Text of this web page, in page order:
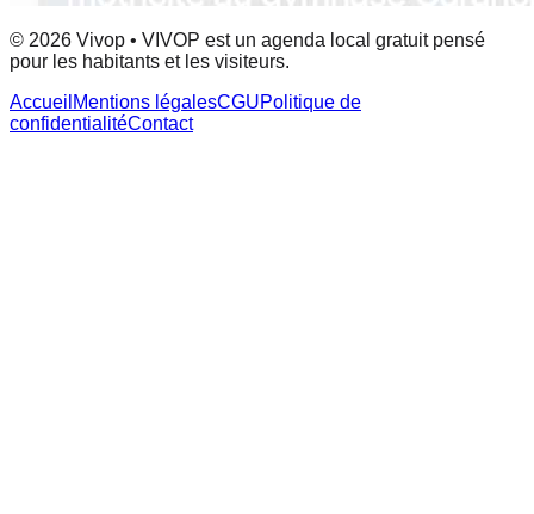
© 2026 Vivop • VIVOP est un agenda local gratuit pensé
pour les habitants et les visiteurs.
Accueil Mentions légalesCGUPolitique de
confidentialitéContact